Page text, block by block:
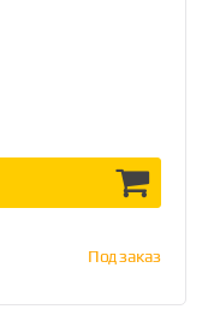
Под заказ